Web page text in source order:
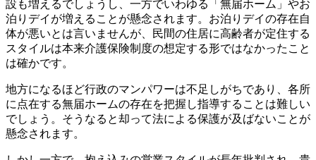
設も増えるでしょうし、一方でいわゆる「無届ホーム」やお
泊りデイが増えることが懸念されます。お泊りデイの存在自
体が悪いとは言いませんが、民間の住居に高齢者が定住する
スタイルは本来介護保険制度の想定する形ではなかったこと
は確かです。
地方になるほど行政のマンパワーは不足しがちであり、各所
に点在する無届ホームの存在を把握し指導することは難しい
でしょう。そうなると却って法による保護が及ばないことが
懸念されます。